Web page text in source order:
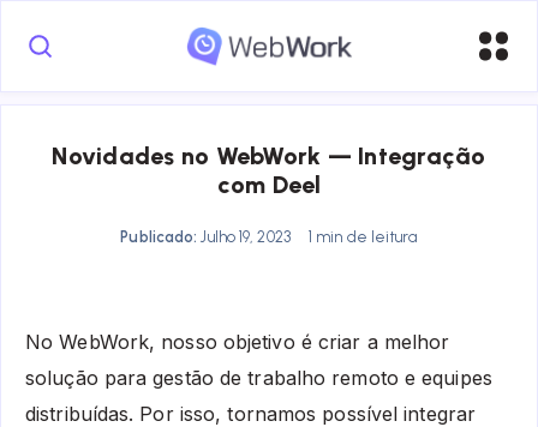
Novidades no WebWork — Integração
com Deel
Publicado: Julho 19, 2023 1 min de leitura
No WebWork, nosso objetivo é criar a melhor
solução para gestão de trabalho remoto e equipes
distribuídas. Por isso, tornamos possível integrar